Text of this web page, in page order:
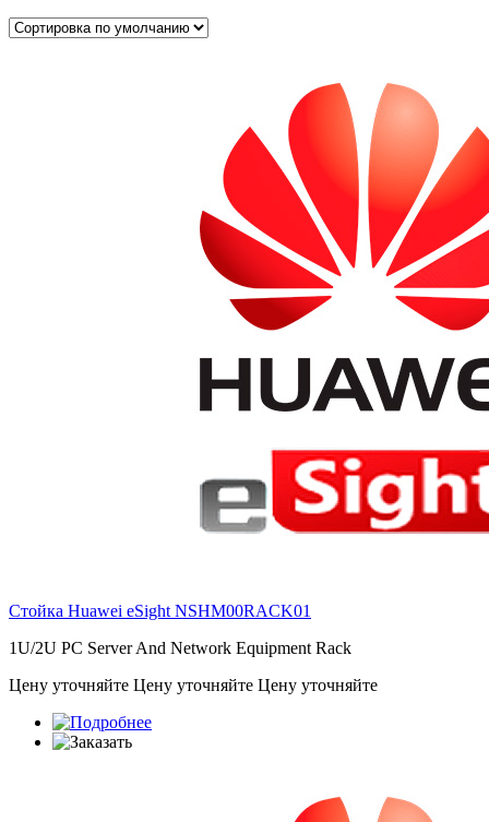
Стойка Huawei eSight NSHM00RACK01
1U/2U PC Server And Network Equipment Rack
Цену уточняйте Цену уточняйте Цену уточняйте